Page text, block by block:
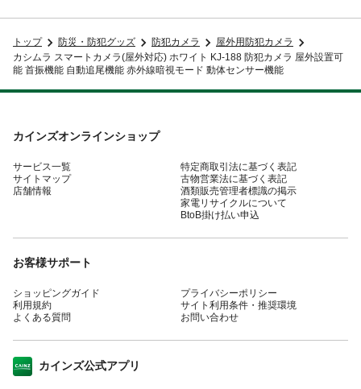
トップ 防災・防犯グッズ 防犯カメラ
屋外用防犯カメラ
カシムラ スマートカメラ(屋外対応) ホワイト KJ-188 防犯カメラ 屋外設置可
能 首振機能 自動追尾機能 赤外線暗視モード 動体センサー機能
カインズオンラインショップ
サービス一覧
サイトマップ
店舗情報
特定商取引法に基づく表記
古物営業法に基づく表記
酒類販売管理者標識の掲示
家電リサイクルについて
BtoB掛け払い申込
お客様サポート
ショッピングガイド
利用規約
よくある質問
プライバシーポリシー
サイト利用条件・推奨環境
お問い合わせ
カインズ公式アプリ